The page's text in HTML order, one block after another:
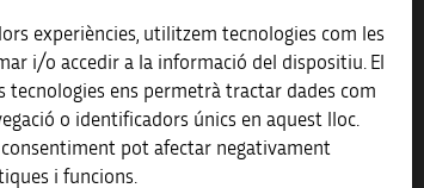
experiències, utilitzem tecnologies com les
i/o accedir a la informació del dispositiu. El
tecnologies ens permetrà tractar dades com
o identificadors únics en aquest lloc.
pot afectar negativament
i funcions.
Accessibility
Site map